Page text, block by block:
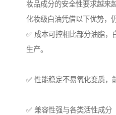
妆品成分的安全性要求越来越
化妆级白油凭借以下优势，
✅ 成本可控相比部分油脂，
生产。
✅ 性能稳定不易氧化变质，
✅ 兼容性强与各类活性成分